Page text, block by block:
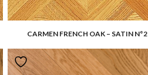
CARMEN FRENCH OAK – SATIN N°2